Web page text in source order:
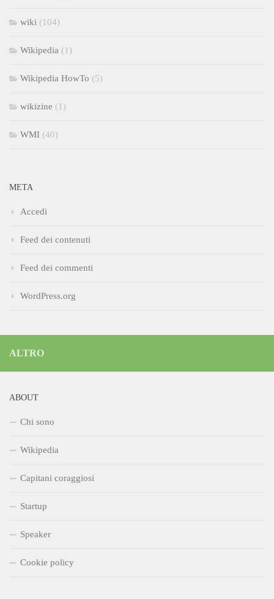
wiki (104)
Wikipedia (1)
Wikipedia HowTo (5)
wikizine (1)
WMI (40)
META
Accedi
Feed dei contenuti
Feed dei commenti
WordPress.org
ALTRO
ABOUT
Chi sono
Wikipedia
Capitani coraggiosi
Startup
Speaker
Cookie policy